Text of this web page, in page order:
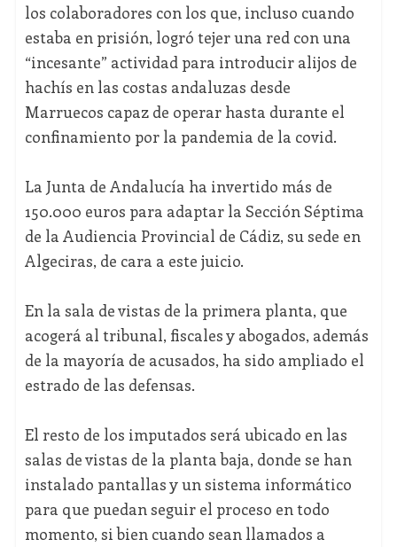
los colaboradores con los que, incluso cuando
estaba en prisión, logró tejer una red con una
“incesante” actividad para introducir alijos de
hachís en las costas andaluzas desde
Marruecos capaz de operar hasta durante el
confinamiento por la pandemia de la covid.
La Junta de Andalucía ha invertido más de
150.000 euros para adaptar la Sección Séptima
de la Audiencia Provincial de Cádiz, su sede en
Algeciras, de cara a este juicio.
En la sala de vistas de la primera planta, que
acogerá al tribunal, fiscales y abogados, además
de la mayoría de acusados, ha sido ampliado el
estrado de las defensas.
El resto de los imputados será ubicado en las
salas de vistas de la planta baja, donde se han
instalado pantallas y un sistema informático
para que puedan seguir el proceso en todo
momento, si bien cuando sean llamados a